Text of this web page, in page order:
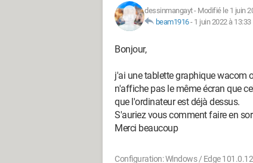
dessinmangayt- Modifié le 1 juin
beam1916- 1 juin 2022 à 13:33
Bonjour,
j'ai une tablette graphique wacom
n'affiche pas le même écran que
que l'ordinateur est déjà dessus.
S'auriez vous comment faire en
Merci beaucoup
Configuration: Windows / Edge